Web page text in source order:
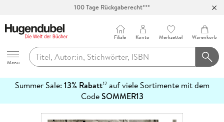
Abholung in über 100 Filialen
Hugendubel
Menu
Filiale Konto Merkzettel Warenkorb
Summer Sale: 13% Rabatt12auf viele Sortimente mit dem
CodeSOMMER13
erfahren